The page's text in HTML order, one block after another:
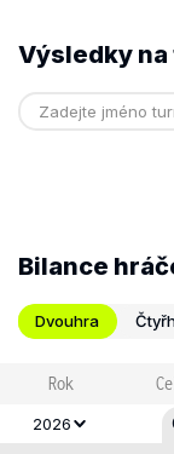
Výsledky
Bilance
Dvouhra
Rok
2026